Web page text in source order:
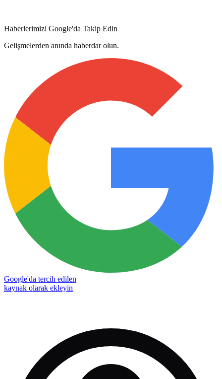
Haberlerimizi Google'da Takip Edin
Gelişmelerden anında haberdar olun.
Google'da tercih edilen
kaynak olarak ekleyin